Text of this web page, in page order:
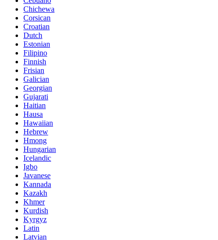
Chichewa
Corsican
Croatian
Dutch
Estonian
Filipino
Finnish
Frisian
Galician
Georgian
Gujarati
Haitian
Hausa
Hawaiian
Hebrew
Hmong
Hungarian
Icelandic
Igbo
Javanese
Kannada
Kazakh
Khmer
Kurdish
Kyrgyz
Latin
Latvian